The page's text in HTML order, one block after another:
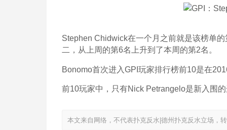
Stephen Chidwick在一个月之前就是该榜单
二，从上周的第6名上升到了本周的第2名。
Bonomo首次进入GPI玩家排行榜前10是在
前10玩家中，只有Nick Petrangelo是新入围
本文来自网络，不代表扑克反水|德州扑克反水立场，